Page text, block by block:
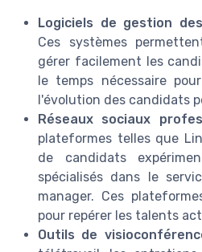
Logiciels de gestion
Ces systèmes
gérer facilement les
le temps nécessaire
l'évolution des candidats
Réseaux sociaux
plateformes telles que
de candidats
spécialisés dans le
manager. Ces
pour repérer les talents
Outils de